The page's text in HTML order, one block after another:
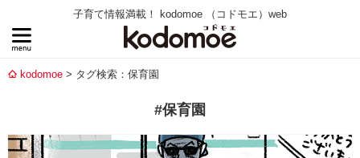
子育て情報満載！ kodomoe （コドモエ）web
kodomoe タグ検索：保育園
#保育園